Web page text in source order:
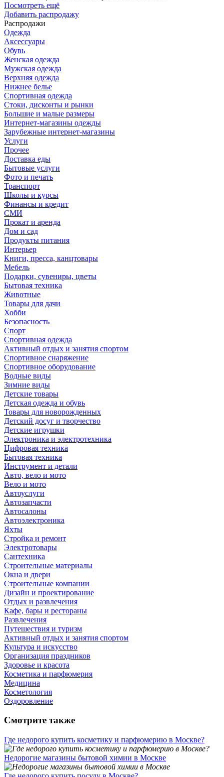
Посмотреть ещё
Добавить распродажу
Распродажи
Одежда
Аксессуары
Обувь
Женская одежда
Мужская одежда
Верхняя одежда
Нижнее белье
Спортивная одежда
Стоки, дисконты и рынки
Большие и малые размеры
Интернет-магазины одежды
Зарубежные интернет-магазины
Услуги
Прочее
Доставка еды
Бытовые услуги
Фото и печать
Транспорт
Школы и курсы
Финансы и кредит
СМИ
Прокат и аренда
Дом и сад
Продукты питания
Интерьер
Книги, пресса, канцтовары
Мебель
Подарки, сувениры, цветы
Бытовая техника
Животные
Товары для дачи
Хобби
Безопасность
Спорт
Спортивная одежда
Активный отдых и занятия спортом
Спортивное снаряжение
Спортивное оборудование
Водные виды
Зимние виды
Детские товары
Детская одежда и обувь
Товары для новорожденных
Детский досуг и творчество
Детские игрушки
Электроника и электротехника
Цифровая техника
Бытовая техника
Инструмент и детали
Авто, вело и мото
Вело и мото
Автоуслуги
Автозапчасти
Автосалоны
Автоэлектроника
Яхты
Стройка и ремонт
Электротовары
Сантехника
Строительные материалы
Окна и двери
Строительные компании
Дизайн и проектирование
Отдых и развлечения
Кафе, бары и рестораны
Развлечения
Путешествия и туризм
Активный отдых и занятия спортом
Культура и искусство
Организация праздников
Здоровье и красота
Косметика и парфюмерия
Медицина
Косметология
Оздоровление
Смотрите также
Где недорого купить косметику и парфюмерию в Москве?
Недорогие магазины бытовой химии в Москве